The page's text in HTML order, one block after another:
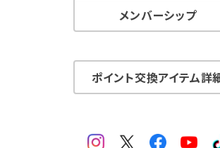
メンバーシップ
ポイント交換アイテム詳